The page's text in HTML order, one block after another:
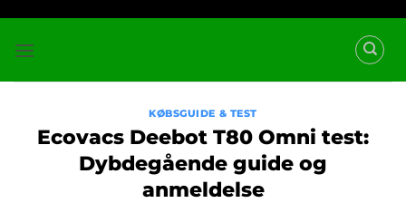
indhold
KØBSGUIDE & TEST
Ecovacs Deebot T80 Omni test:
Dybdegående guide og
anmeldelse